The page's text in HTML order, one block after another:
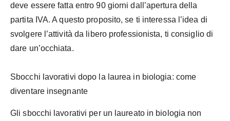
deve essere fatta entro 90 giorni dall’apertura della
partita IVA. A questo proposito, se ti interessa l’idea di
svolgere l’attività da libero professionista, ti consiglio di
dare un’occhiata.
Sbocchi lavorativi dopo la laurea in biologia: come
diventare insegnante
Gli sbocchi lavorativi per un laureato in biologia non